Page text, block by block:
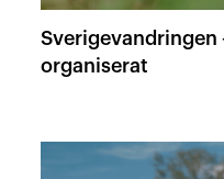
Sverigevandringen
organiserat